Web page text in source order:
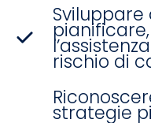
rischio di
strategie